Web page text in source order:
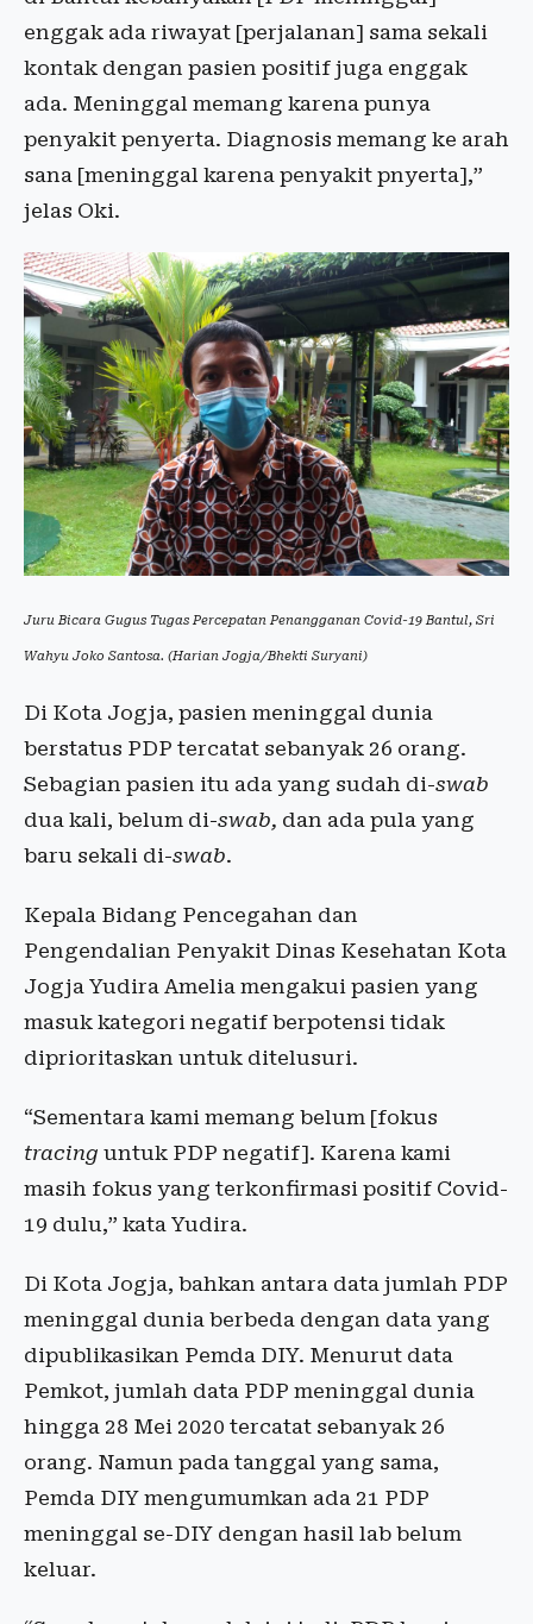
enggak ada riwayat [perjalanan] sama sekali
kontak dengan pasien positif juga enggak
ada. Meninggal memang karena punya
penyakit penyerta. Diagnosis memang ke arah
sana [meninggal karena penyakit pnyerta],”
jelas Oki.
Juru Bicara Gugus Tugas Percepatan Penangganan Covid-19 Bantul, Sri
Wahyu Joko Santosa. (Harian Jogja/Bhekti Suryani)
Di Kota Jogja, pasien meninggal dunia
berstatus PDP tercatat sebanyak 26 orang.
Sebagian pasien itu ada yang sudah di-swab
dua kali, belum di-swab, dan ada pula yang
baru sekali di-swab.
Kepala Bidang Pencegahan dan
Pengendalian Penyakit Dinas Kesehatan Kota
Jogja Yudira Amelia mengakui pasien yang
masuk kategori negatif berpotensi tidak
diprioritaskan untuk ditelusuri.
“Sementara kami memang belum [fokus
tracing untuk PDP negatif]. Karena kami
masih fokus yang terkonfirmasi positif Covid-
19 dulu,” kata Yudira.
Di Kota Jogja, bahkan antara data jumlah PDP
meninggal dunia berbeda dengan data yang
dipublikasikan Pemda DIY. Menurut data
Pemkot, jumlah data PDP meninggal dunia
hingga 28 Mei 2020 tercatat sebanyak 26
orang. Namun pada tanggal yang sama,
Pemda DIY mengumumkan ada 21 PDP
meninggal se-DIY dengan hasil lab belum
keluar.